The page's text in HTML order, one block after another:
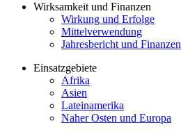
Wirksamkeit und Finanzen
Wirkung und Erfolge
Mittelverwendung
Jahresbericht und Finanzen
Einsatzgebiete
Afrika
Asien
Lateinamerika
Naher Osten und Europa